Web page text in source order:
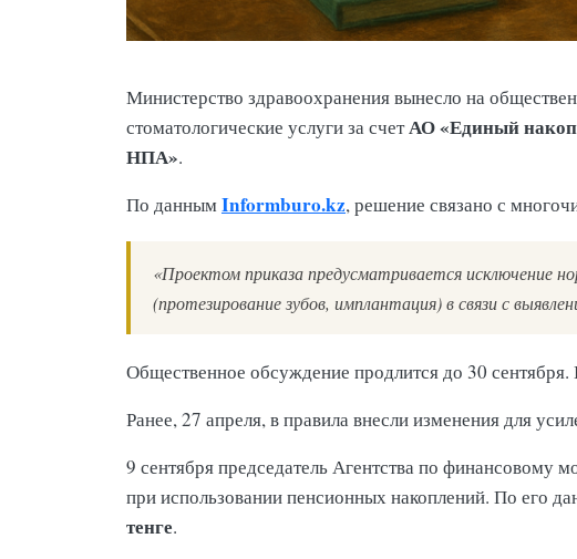
Министерство здравоохранения вынесло на
стоматологические услуги за счетАО «Единый
НПА».
По даннымInformburo.kz, решение связано с
«Проектом приказа предусматривается исключение
(протезирование зубов, имплантация) в связи с
Общественное обсуждение продлится до 30
Ранее, 27 апреля, в правила внесли изменения для
9 сентября председатель Агентства по финансовому
при использовании пенсионных накоплений. По его
тенге.